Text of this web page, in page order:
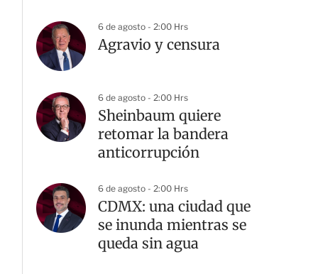
6 de agosto - 2:00 Hrs
Agravio y censura
6 de agosto - 2:00 Hrs
Sheinbaum quiere
retomar la bandera
anticorrupción
6 de agosto - 2:00 Hrs
CDMX: una ciudad que
se inunda mientras se
queda sin agua